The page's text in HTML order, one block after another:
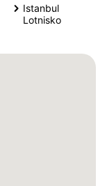
Istanbul
Lotnisko